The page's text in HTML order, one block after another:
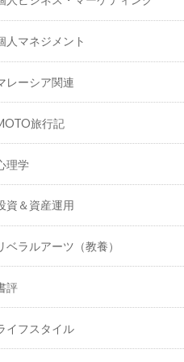
人マネジメント
レーシア関連
旅行記
理学
資＆資産運用
ベラルアーツ（教養）
評
イフスタイル